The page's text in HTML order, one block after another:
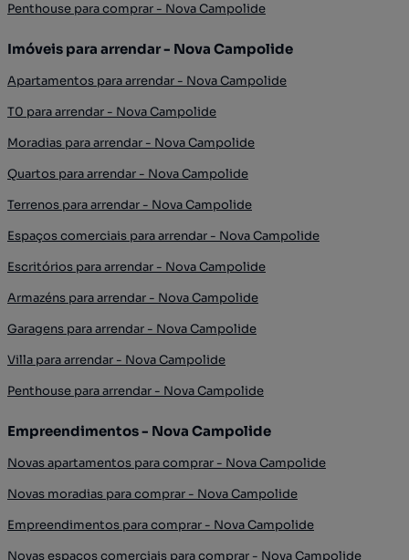
Penthouse para comprar - Nova Campolide
Imóveis para arrendar - Nova Campolide
Apartamentos para arrendar - Nova Campolide
T0 para arrendar - Nova Campolide
Moradias para arrendar - Nova Campolide
Quartos para arrendar - Nova Campolide
Terrenos para arrendar - Nova Campolide
Espaços comerciais para arrendar - Nova Campolide
Escritórios para arrendar - Nova Campolide
Armazéns para arrendar - Nova Campolide
Garagens para arrendar - Nova Campolide
Villa para arrendar - Nova Campolide
Penthouse para arrendar - Nova Campolide
Empreendimentos - Nova Campolide
Novas apartamentos para comprar - Nova Campolide
Novas moradias para comprar - Nova Campolide
Empreendimentos para comprar - Nova Campolide
Novas espaços comerciais para comprar - Nova Campolide